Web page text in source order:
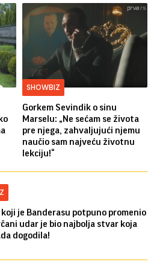
SHOWBIZ
Gorkem Sevindik o sinu
Marselu: „Ne sećam se života
pre njega, zahvaljujući njemu
naučio sam najveću životnu
lekciju!“
koji je Banderasu potpuno promenio
udar je bio najbolja stvar koja
dogodila!